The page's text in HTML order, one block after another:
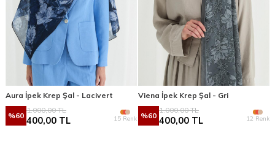
Aura İpek Krep Şal - Lacivert
%60
1.000,00TL
400,00 TL 15 Renk
Viena İpek Krep Şal - Gri
%60
1.000,00TL
400,00 TL 12 Renk